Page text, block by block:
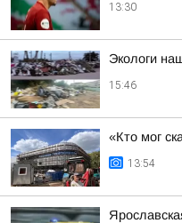
13:30
Экологи
15:46
«Кто мог
13:54